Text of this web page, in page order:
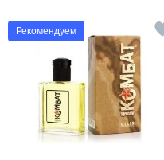
Рекомендуем